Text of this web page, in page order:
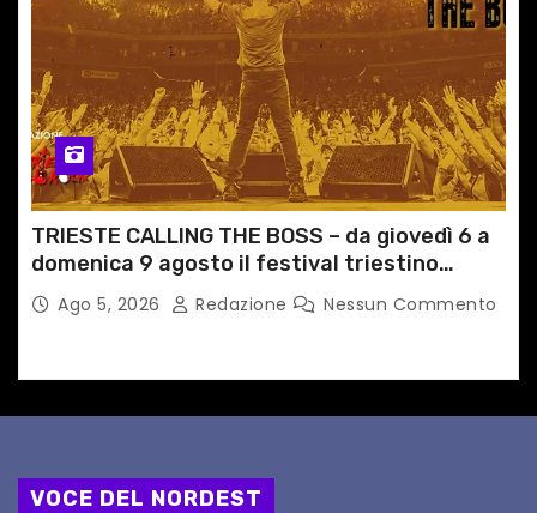
TRIESTE CALLING THE BOSS – da giovedì 6 a
domenica 9 agosto il festival triestino
dedicato a Springsteen
Ago 5, 2026 Redazione Nessun Commento
VOCE DEL NORDEST